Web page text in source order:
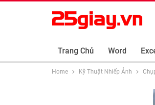
Trang Chủ Word
Home Kỹ Thuật Nhiếp Ảnh